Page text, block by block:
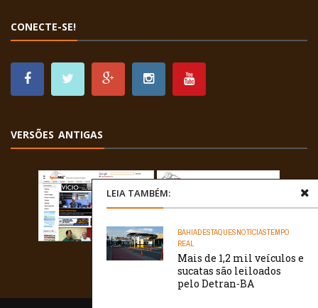
LEIA TAMBÉM:
BAHIADESTAQUESNOTÍCIASTEMPO
REAL
Mais de 1,2 mil veículos e
sucatas são leiloados
pelo Detran-BA
CONECTE-SE!
VERSÕES ANTIGAS